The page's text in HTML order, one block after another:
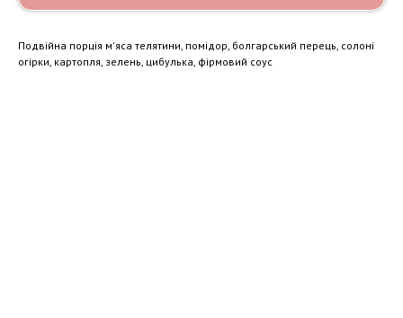
Подвійна порція м'яса телятини, помідор, болгарський перець, солоні
огірки, картопля, зелень, цибулька, фірмовий соус